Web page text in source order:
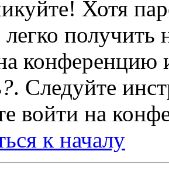
Хотя
получить
. Следуйте
войти на
к началу